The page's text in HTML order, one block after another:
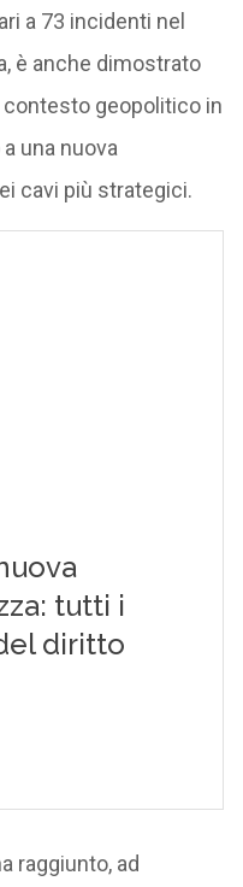
a 73 incidenti nel
è anche dimostrato
geopolitico in
una nuova
cavi più strategici.
raggiunto, ad